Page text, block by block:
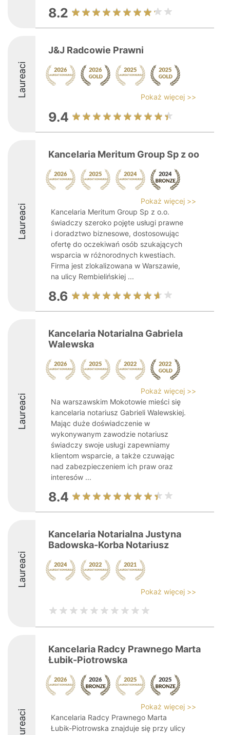
8.2
Laureaci
J&J Radcowie Prawni
Pokaż więcej >>
9.4
Laureaci
Kancelaria Meritum Group Sp z oo
Pokaż więcej >>
Kancelaria Meritum Group Sp z o.o.
świadczy szeroko pojęte usługi prawne
i doradztwo biznesowe, dostosowując
ofertę do oczekiwań osób szukających
wsparcia w różnorodnych kwestiach.
Firma jest zlokalizowana w Warszawie,
na ulicy Rembielińskiej ...
8.6
Laureaci
Kancelaria Notarialna Gabriela
Walewska
Pokaż więcej >>
Na warszawskim Mokotowie mieści się
kancelaria notariusz Gabrieli Walewskiej.
Mając duże doświadczenie w
wykonywanym zawodzie notariusz
świadczy swoje usługi zapewniamy
klientom wsparcie, a także czuwając
nad zabezpieczeniem ich praw oraz
interesów ...
8.4
Laureaci
Kancelaria Notarialna Justyna
Badowska-Korba Notariusz
Pokaż więcej >>
Laureaci
Kancelaria Radcy Prawnego Marta
Łubik-Piotrowska
Pokaż więcej >>
Kancelaria Radcy Prawnego Marta
Łubik-Piotrowska znajduje się przy ulicy